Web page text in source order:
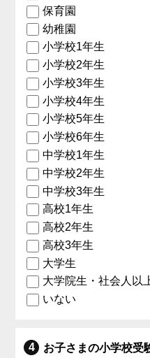
保育園
幼稚園
小学校1年生
小学校2年生
小学校3年生
小学校4年生
小学校5年生
小学校6年生
中学校1年生
中学校2年生
中学校3年生
高校1年生
高校2年生
高校3年生
大学生
大学院生・社会人以
いない
お子さまの小学校受